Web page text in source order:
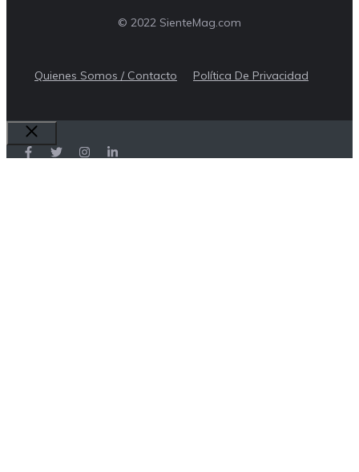
© 2022 SienteMag.com
Quienes Somos / Contacto Política De Privacidad
Cerrar